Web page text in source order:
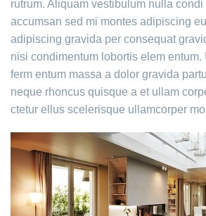
rutrum. Aliquam vestibulum nulla
accumsan sed mi montes adipiscing
adipiscing gravida per consequat
nisi condimentum lobortis elem entum.
ferm entum massa a dolor gravida
neque rhoncus quisque a et ullam
ctetur ellus scelerisque ullamcorper